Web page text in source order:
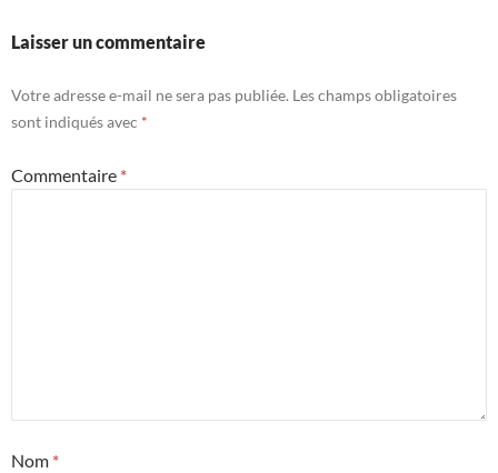
Laisser un commentaire
Votre adresse e-mail ne sera pas publiée. Les champs obligatoires
sont indiqués avec *
Commentaire *
Nom *